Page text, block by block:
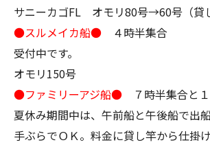
サニーカゴFL オモリ80号→60号（貸
●スルメイカ船● ４時半集合
受付中です。
オモリ150号
●ファミリーアジ船● ７時半集合と
夏休み期間中は、午前船と午後船で出船
手ぶらでＯＫ。料金に貸し竿から仕掛